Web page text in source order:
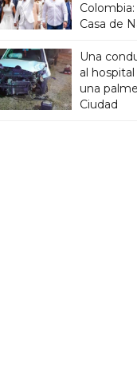
Casa de
Una
al
una
Ciudad